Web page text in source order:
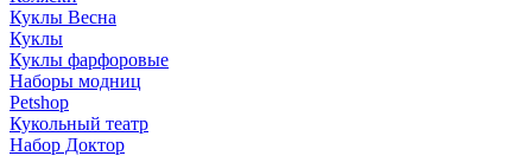
Куклы Весна
Куклы
Куклы фарфоровые
Наборы модниц
Petshop
Кукольный театр
Набор Доктор